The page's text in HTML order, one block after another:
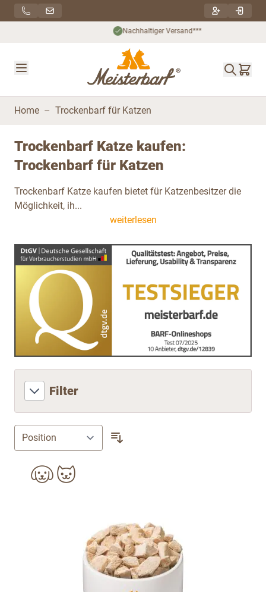
Direkt zum Inhalt
Nachhaltiger Versand***
Home – Trockenbarf für Katzen
Trockenbarf Katze kaufen:
Trockenbarf für Katzen
Trockenbarf Katze kaufen bietet für Katzenbesitzer die
Möglichkeit, ih...
weiterlesen
Filter